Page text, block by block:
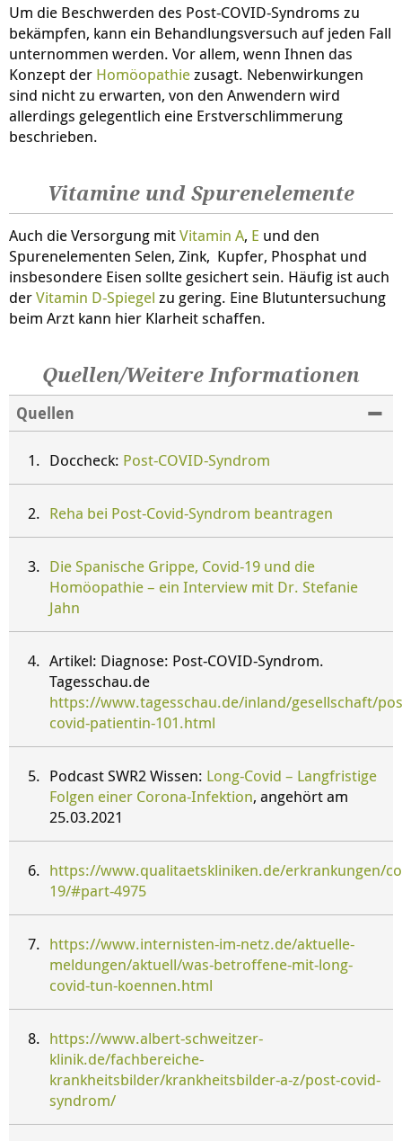
Um die Beschwerden des Post-COVID-Syndroms zu
bekämpfen, kann ein Behandlungsversuch auf jeden Fall
unternommen werden. Vor allem, wenn Ihnen das
Konzept der Homöopathiezusagt. Nebenwirkungen
sind nicht zu erwarten, von den Anwendern wird
allerdings gelegentlich eine Erstverschlimmerung
beschrieben.
Vitamine und Spurenelemente
Auch die Versorgung mitVitamin A, E und den
Spurenelementen Selen, Zink, Kupfer, Phosphat und
insbesondere Eisen sollte gesichert sein. Häufig ist auch
derVitamin D-Spiegel zu gering. Eine Blutuntersuchung
beim Arzt kann hier Klarheit schaffen.
Quellen/Weitere Informationen
Quellen
Doccheck: Post-COVID-Syndrom
Reha bei Post-Covid-Syndrom beantragen
Die Spanische Grippe, Covid-19 und die
Homöopathie – ein Interview mit Dr. Stefanie
Jahn
Artikel: Diagnose: Post-COVID-Syndrom.
Tagesschau.de
https://www.tagesschau.de/inland/gesellschaft/
covid-patientin-101.html
Podcast SWR2 Wissen: Long-Covid – Langfristige
Folgen einer Corona-Infektion, angehört am
25.03.2021
https://www.qualitaetskliniken.de/erkrankungen/
19/#part-4975
https://www.internisten-im-netz.de/aktuelle-
meldungen/aktuell/was-betroffene-mit-long-
covid-tun-koennen.html
https://www.albert-schweitzer-
klinik.de/fachbereiche-
krankheitsbilder/krankheitsbilder-a-z/post-covid-
syndrom/